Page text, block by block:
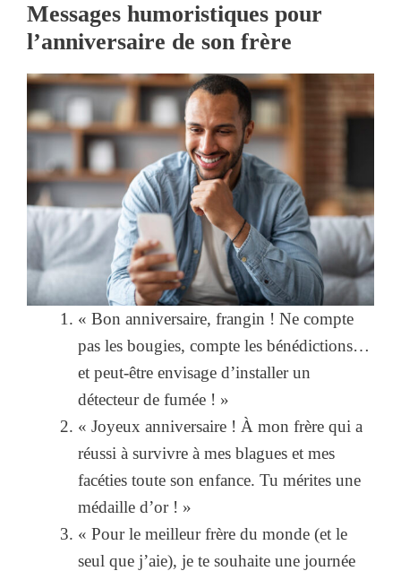
Messages humoristiques pour
l’anniversaire de son frère
« Bon anniversaire, frangin ! Ne compte
pas les bougies, compte les bénédictions…
et peut-être envisage d’installer un
détecteur de fumée ! »
« Joyeux anniversaire ! À mon frère qui a
réussi à survivre à mes blagues et mes
facéties toute son enfance. Tu mérites une
médaille d’or ! »
« Pour le meilleur frère du monde (et le
seul que j’aie), je te souhaite une journée